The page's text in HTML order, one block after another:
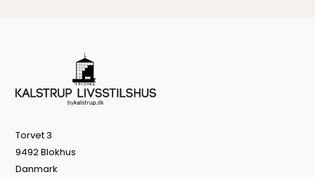
Torvet 3
9492 Blokhus
Danmark